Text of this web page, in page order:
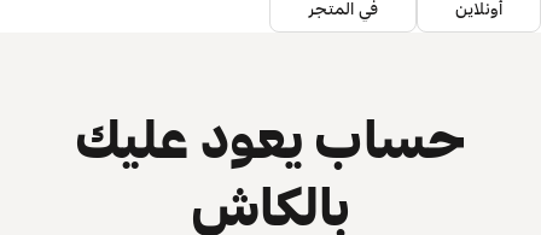
أونلاين في المتجر
حساب يعود عليك
بالكاش